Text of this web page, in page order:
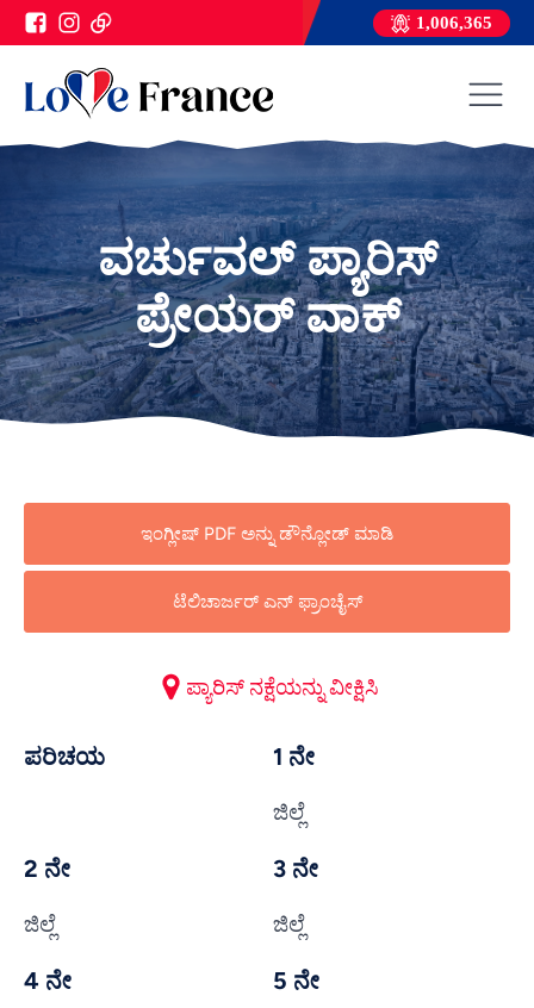
1,006,365
ವರ್ಚುವಲ್ ಪ್ಯಾರಿಸ್
ಪ್ರೇಯರ್ ವಾಕ್
ಇಂಗ್ಲೀಷ್ PDF ಅನ್ನು ಡೌನ್ಲೋಡ್ ಮಾಡಿ
ಟೆಲಿಚಾರ್ಜರ್ ಎನ್ ಫ್ರಾಂಚೈಸ್
ಪ್ಯಾರಿಸ್ ನಕ್ಷೆಯನ್ನು ವೀಕ್ಷಿಸಿ
ಪರಿಚಯ 1 ನೇ
ಜಿಲ್ಲೆ
2 ನೇ
ಜಿಲ್ಲೆ
3 ನೇ
ಜಿಲ್ಲೆ
4 ನೇ 5 ನೇ